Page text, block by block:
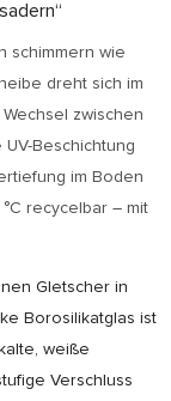
schimmern wie
dreht sich im
zwischen
Beschichtung
im Boden
recycelbar – mit
Gletscher in
Borosilikatglas ist
weiße
Verschluss